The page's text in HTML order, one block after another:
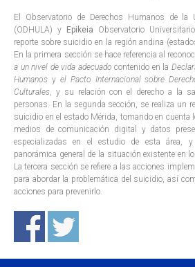
El Observatorio de Derechos Humanos de la
(ODHULA) y
Epikeia Observatorio
reporte sobre suicidio en la región andina
En la primera sección se hace referencia al
a un nivel de vida adecuado contenido en la
Humanos y el Pacto Internacional sobre
Culturales, y su relación con el derecho a la
personas. En la segunda sección, se realiza un
suicidio en el estado Mérida, tomando en
medios de comunicación digital y datos
especializadas en el estudio de esta área,
panorámica general de la situación existente en
La tercera sección se refiere a las acciones
para abordar la problemática del suicidio, así
acciones para prevenirlo.